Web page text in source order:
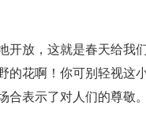
开放，这就是春天给
的花啊！你可别轻视这
合表示了对人们的尊敬